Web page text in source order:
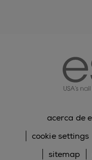
acerca de
cookie settings
sitemap